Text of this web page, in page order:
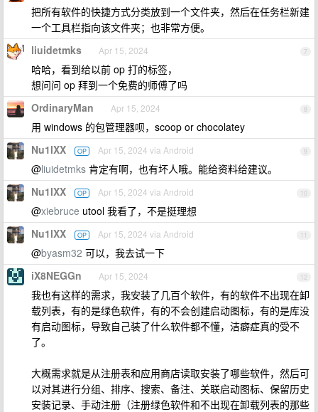
把所有软件的快捷方式分类放到一个文件夹，然后在任务栏新建
一个工具栏指向该文件夹；也非常方便。
7
liuidetmks Apr 15, 2024
哈哈，看到给以前 op 打的标签，
想问问 op 拜到一个免费的师傅了吗
8
OrdinaryMan Apr 15, 2024
用 windows 的包管理器呗，scoop or chocolatey
9
Nu1lXX OP Apr 15, 2024 via Android
@liuidetmks 肯定有啊，也有坏人哦。能给资料给建议。
10
Nu1lXX OP Apr 15, 2024 via Android
@xiebruce utool 我看了，不是挺理想
11
Nu1lXX OP Apr 15, 2024 via Android
@byasm32 可以，我去试一下
12
iX8NEGGn Apr 15, 2024
我也有这样的需求，我安装了几百个软件，有的软件不出现在卸
载列表，有的是绿色软件，有的不会创建启动图标，有的是库没
有启动图标，导致自己装了什么软件都不懂，洁癖症真的受不
了。
大概需求就是从注册表和应用商店读取安装了哪些软件，然后可
以对其进行分组、排序、搜索、备注、关联启动图标、保留历史
安装记录、手动注册（注册绿色软件和不出现在卸载列表的那些